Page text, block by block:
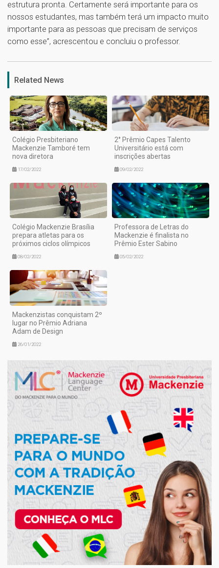
estrutura pronta. Certamente será importante para os
nossos estudantes, mas também terá um impacto muito
importante para as pessoas que precisam de serviços
como esse”, acrescentou e concluiu o professor.
1
Related News
Colégio Presbiteriano
Mackenzie Tamboré tem
nova diretora
17/02/2022
2° Prêmio Capes Talento
Universitário está com
inscrições abertas
09/02/2022
Colégio Mackenzie Brasília
prepara atletas para os
próximos ciclos olímpicos
08/02/2022
Professora de Letras do
Mackenzie é finalista no
Prêmio Ester Sabino
05/02/2022
Mackenzistas conquistam 2º
lugar no Prêmio Adriana
Adam de Design
26/01/2022